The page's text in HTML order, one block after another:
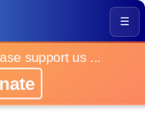
☰
support us ...